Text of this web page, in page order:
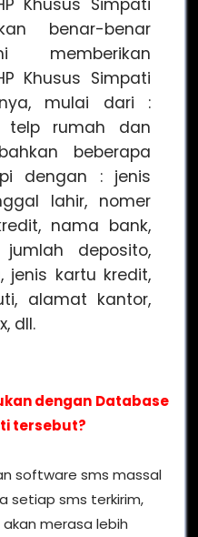
benar-benar
memberikan
Khusus Simpati
mulai dari :
rumah dan
beberapa
dengan : jenis
lahir, nomer
nama bank,
deposito,
jenis kartu kredit,
alamat kantor,
dll.
dengan Database
tersebut?
software sms massal
setiap sms terkirim,
merasa lebih